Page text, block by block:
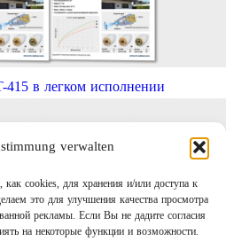
verwalten
cookies, для хранения и/или доступа к
это для улучшения качества просмотра
рекламы. Если Вы не дадите согласия
на некоторые функции и возможности.
415 в легком исполнении